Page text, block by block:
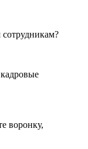
воронку,